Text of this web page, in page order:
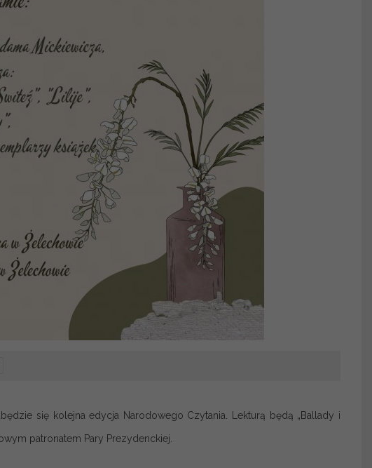
się kolejna edycja Narodowego Czytania. Lekturą będą „Ballady i
patronatem Pary Prezydenckiej.